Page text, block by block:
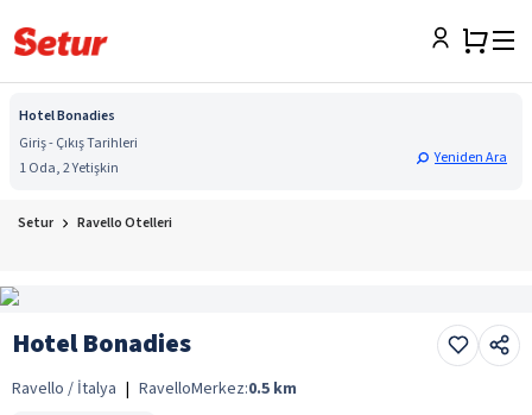
Hotel Bonadies
Giriş - Çıkış Tarihleri
1 Oda, 2 Yetişkin
Yeniden Ara
Setur Ravello Otelleri
Hotel Bonadies
Ravello / İtalya | RavelloMerkez:0.5 km